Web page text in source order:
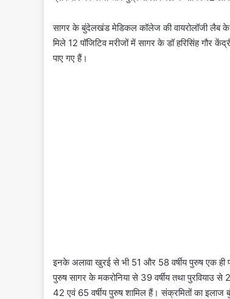
सागर के बुंदेलखंड मेडिकल कॉलेज की वायरोलॉजी लैब के
मिले 12 पॉजिटिव मरीजों में सागर के डॉ हरिसिंह गौर
पाए गए हैं।
इनके अलावा खुरई से भी 51 और 58 वर्षीय पुरुष एक ही
पुरुष सागर के मकरोनिया से 39 वर्षीय तथा पुरवियाउ से
42 एवं 65 वर्षीय पुरुष शामिल हैं। संक्रमितों का इलाज